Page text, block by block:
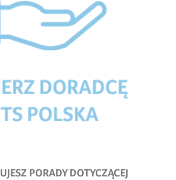
PORADY DOTYCZĄCEJ